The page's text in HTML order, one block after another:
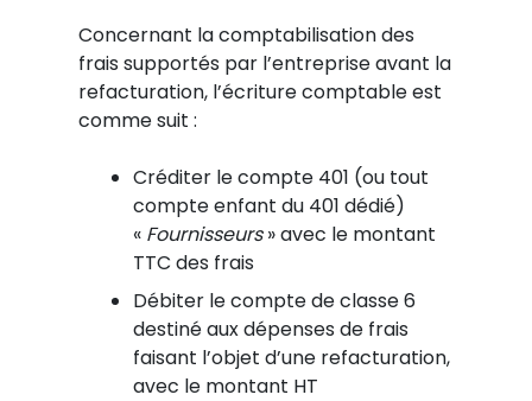
Concernant la comptabilisation des
frais supportés par l’entreprise avant la
refacturation, l’écriture comptable est
comme suit :
Créditer le compte 401 (ou tout
compte enfant du 401 dédié)
« Fournisseurs» avec le montant
TTC des frais
Débiter le compte de classe 6
destiné aux dépenses de frais
faisant l’objet d’une refacturation,
avec le montant HT